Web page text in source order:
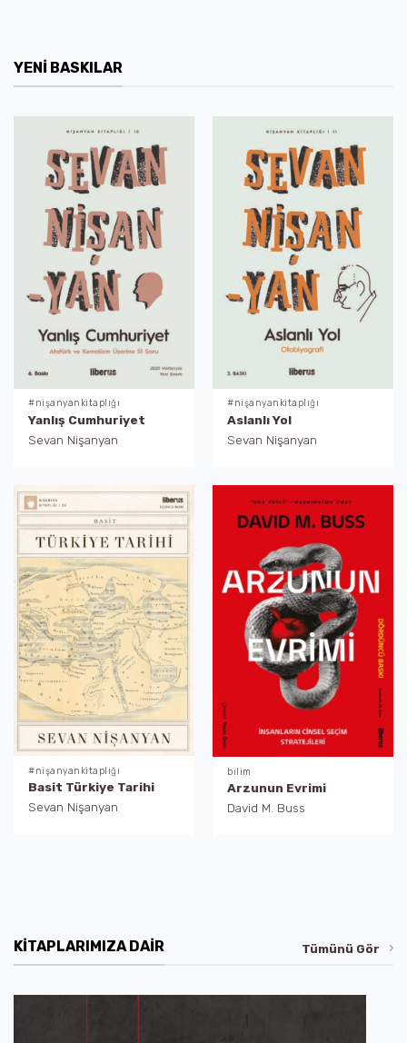
YENI BASKILAR
#nişanyankitaplığı
Yanlış Cumhuriyet
Sevan Nişanyan
#nişanyankitaplığı
Aslanlı Yol
Sevan Nişanyan
#nişanyankitaplığı
Basit Türkiye Tarihi
Sevan Nişanyan
bilim
Arzunun Evrimi
David M. Buss
KITAPLARIMIZA DAIR Tümünü Gör